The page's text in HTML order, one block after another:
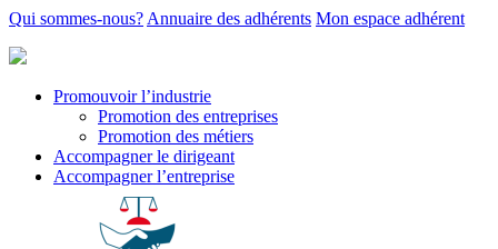
Qui sommes-nous? Annuaire des adhérents Mon espace adhérent
Promouvoir l’industrie
Promotion des entreprises
Promotion des métiers
Accompagner le dirigeant
Accompagner l’entreprise